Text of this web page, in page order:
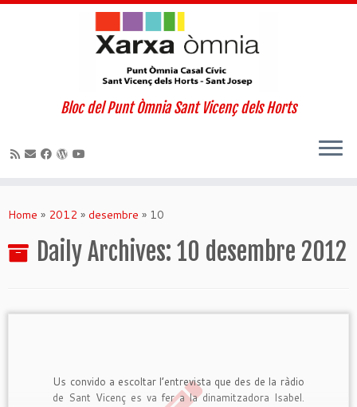
to
Bloc del Punt Òmnia Sant Vicenç dels Horts
Home » 2012 » desembre » 10
Daily Archives: 10 desembre 2012
Us convido a escoltar l’entrevista que des de la ràdio
de Sant Vicenç es va fer a la dinamitzadora Isabel.